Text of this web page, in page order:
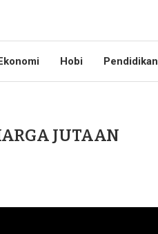
Hobi Pendidikan
JUTAAN